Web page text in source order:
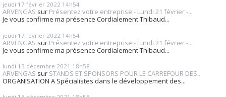
jeudi 17 février 2022 14h54
ARVENGAS sur Présentez votre entreprise - Lundi 21 février -...
Je vous confirme ma présence Cordialement Thibaud...
jeudi 17 février 2022 14h54
ARVENGAS sur Présentez votre entreprise - Lundi 21 février -...
Je vous confirme ma présence Cordialement Thibaud...
lundi 13 décembre 2021 18h58
ARVENGAS sur STANDS ET SPONSORS POUR LE CARREFOUR DES...
ORGANISATION A Spécialistes dans le développement des...